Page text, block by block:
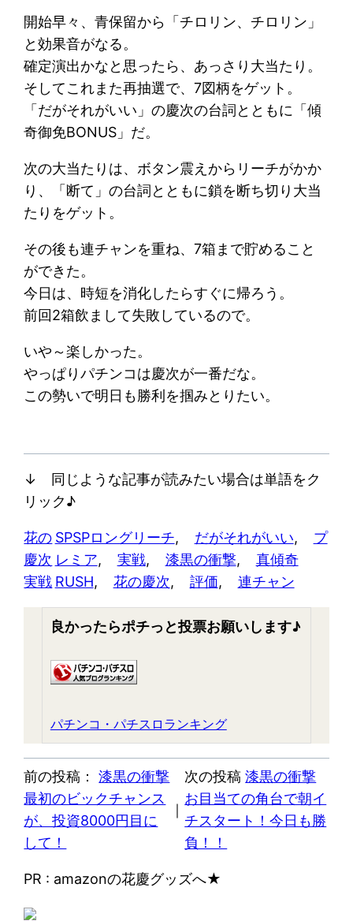
開始早々、青保留から「チロリン、チロリン」
と効果音がなる。
確定演出かなと思ったら、あっさり大当たり。
そしてこれまた再抽選で、7図柄をゲット。
「だがそれがいい」の慶次の台詞とともに「傾
奇御免BONUS」だ。
次の大当たりは、ボタン震えからリーチがかか
り、「断て」の台詞とともに鎖を断ち切り大当
たりをゲット。
その後も連チャンを重ね、7箱まで貯めること
ができた。
今日は、時短を消化したらすぐに帰ろう。
前回2箱飲まして失敗しているので。
いや～楽しかった。
やっぱりパチンコは慶次が一番だな。
この勢いで明日も勝利を掴みとりたい。
↓ 同じような記事が読みたい場合は単語をク
リック♪
花の
慶次
実戦
SPSPロングリーチ, だがそれがいい,
プ
レミア, 実戦, 漆黒の衝撃,
真傾奇
RUSH, 花の慶次, 評価, 連チャン
良かったらポチっと投票お願いします♪
パチンコ・パチスロランキング
前の投稿：
漆黒の衝撃
最初のビックチャンス
が、投資8000円目に
して！
｜
次の投稿 漆黒の衝撃
お目当ての角台で朝イ
チスタート！今日も勝
負！！
PR : amazonの花慶グッズへ★